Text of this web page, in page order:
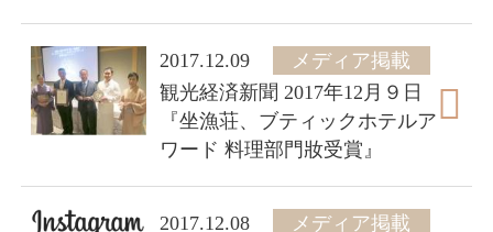
2017.12.09
メディア掲載
観光経済新聞 2017年12月９日
『坐漁荘、ブティックホテルア
ワード 料理部門妝受賞』
2017.12.08
メディア掲載